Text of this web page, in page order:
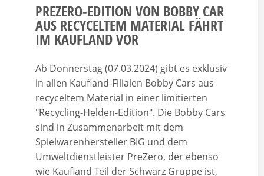
PREZERO-EDITION VON BOBBY CAR
AUS RECYCELTEM MATERIAL FÄHRT
IM KAUFLAND VOR
Ab Donnerstag (07.03.2024) gibt es exklusiv
in allen Kaufland-Filialen Bobby Cars aus
recyceltem Material in einer limitierten
"Recycling-Helden-Edition". Die Bobby Cars
sind in Zusammenarbeit mit dem
Spielwarenhersteller BIG und dem
Umweltdienstleister PreZero, der ebenso
wie Kaufland Teil der Schwarz Gruppe ist,